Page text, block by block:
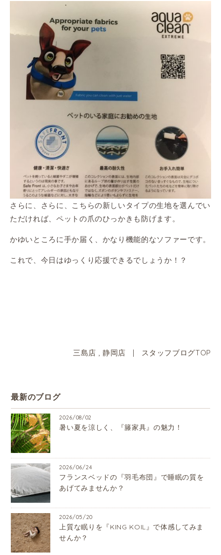
さらに、さらに、こちらの新しいタイプの生地を選んでい
ただければ、ペットの爪のひっかきも防げます。
かゆいところに手か届く、かなり機能的なソファーです。
これで、今日はゆっくり応援できるでしょうか！？
三島店 静岡店 | スタッフブログTOP
最新のブログ
2026/08/02
暑い夏を涼しく、『籐家具』の魅力！
2026/06/24
フランスベッドの『羽毛布団』で睡眠の質を
あげてみませんか？
2026/05/20
上質な眠りを『KING KOIL』で体感してみま
せんか？